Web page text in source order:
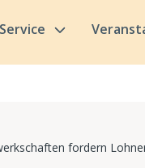
Service
fordern